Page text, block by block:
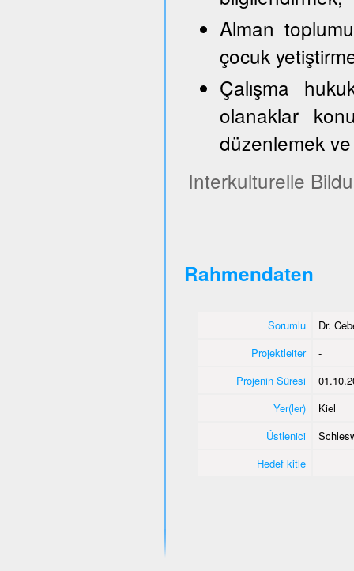
Alman
çocuk
Çalışma
olanaklar
düzenlemek
Interkulturelle
Rahmendaten
Sorumlu
Dr.
Projektleiter
-
Projenin Süresi
Yer(ler)
Kiel
Üstlenici
Hedef kitle